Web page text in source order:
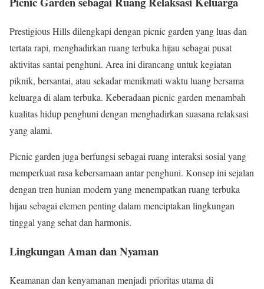
Prestigious Hills dilengkapi dengan picnic garden yang luas dan
tertata rapi, menghadirkan ruang terbuka hijau sebagai pusat
aktivitas santai penghuni. Area ini dirancang untuk kegiatan
piknik, bersantai, atau sekadar menikmati waktu luang bersama
keluarga di alam terbuka. Keberadaan picnic garden menambah
kualitas hidup penghuni dengan menghadirkan suasana relaksasi
yang alami.
Picnic garden juga berfungsi sebagai ruang interaksi sosial yang
memperkuat rasa kebersamaan antar penghuni. Konsep ini sejalan
dengan tren hunian modern yang menempatkan ruang terbuka
hijau sebagai elemen penting dalam menciptakan lingkungan
tinggal yang sehat dan harmonis.
Lingkungan Aman dan Nyaman
Keamanan dan kenyamanan menjadi prioritas utama di